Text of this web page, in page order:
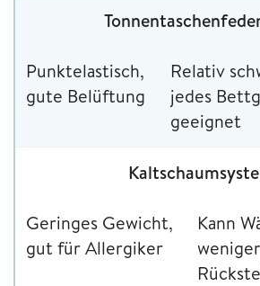
Punktelastisch,
gute Belüftung
Relativ
jedes
geeignet
Geringes Gewicht,
gut für Allergiker
Kann
weniger